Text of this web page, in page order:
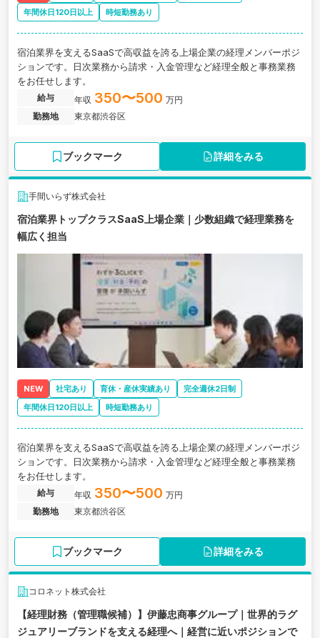
年間休日120日以上
時短勤務あり
宿泊業界を支えるSaaSで高収益を誇る上場企業の経理メンバーポジ
ションです。日次業務から請求・入金管理など経理全般と事務業務
をお任せします。
給与 年収 350〜500 万円
勤務地
東京都渋谷区
ブックマーク 詳細をみる
手間いらず株式会社
宿泊業界トップクラスSaaS上場企業｜少数組織で経理業務を
幅広く担当
NEW 社宅あり 育休・産休実績あり
完全週休2日制
年間休日120日以上
時短勤務あり
宿泊業界を支えるSaaSで高収益を誇る上場企業の経理メンバーポジ
ションです。日次業務から請求・入金管理など経理全般と事務業務
をお任せします。
給与 年収 350〜500 万円
勤務地
東京都渋谷区
ブックマーク 詳細をみる
コロネット株式会社
【経理財務（管理職候補）】伊藤忠商事グループ｜世界的ラグ
ジュアリーブランドを支える経理へ｜経営に近いポジションで